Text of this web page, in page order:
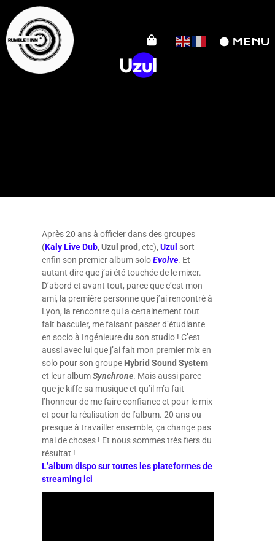
Uzul
Après 20 ans à officier dans des groupes
(Kaly Live Dub, Uzul prod,etc), Uzul sort
enfin son premier album soloEvolve. Et
autant dire que j’ai été touchée de le mixer.
D’abord et avant tout, parce que c’est mon
ami, la première personne que j’ai rencontré à
Lyon, la rencontre qui a certainement tout
fait basculer, me faisant passer d’étudiante
en socio à Ingénieure du son studio ! C’est
aussi avec lui que j’ai fait mon premier mix en
solo pour son groupe Hybrid Sound System
et leur albumSynchrone. Mais aussi parce
que je kiffe sa musique et qu’il m’a fait
l’honneur de me faire confiance et pour le mix
et pour la réalisation de l’album. 20 ans ou
presque à travailler ensemble, ça change pas
mal de choses ! Et nous sommes très fiers du
résultat !
L’album dispo sur toutes les plateformes de
streaming ici